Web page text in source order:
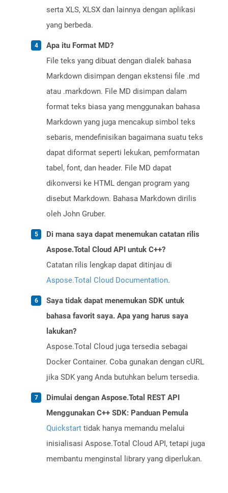
serta XLS, XLSX dan lainnya dengan aplikasi
yang berbeda.
Apa itu Format MD?
File teks yang dibuat dengan dialek bahasa
Markdown disimpan dengan ekstensi file .md
atau .markdown. File MD disimpan dalam
format teks biasa yang menggunakan bahasa
Markdown yang juga mencakup simbol teks
sebaris, mendefinisikan bagaimana suatu teks
dapat diformat seperti lekukan, pemformatan
tabel, font, dan header. File MD dapat
dikonversi ke HTML dengan program yang
disebut Markdown. Bahasa Markdown dirilis
oleh John Gruber.
Di mana saya dapat menemukan catatan rilis
Aspose.Total Cloud API untuk C++?
Catatan rilis lengkap dapat ditinjau di
Aspose.Total Cloud Documentation.
Saya tidak dapat menemukan SDK untuk
bahasa favorit saya. Apa yang harus saya
lakukan?
Aspose.Total Cloud juga tersedia sebagai
Docker Container. Coba gunakan dengan cURL
jika SDK yang Anda butuhkan belum tersedia.
Dimulai dengan Aspose.Total REST API
Menggunakan C++ SDK: Panduan Pemula
Quickstart tidak hanya memandu melalui
inisialisasi Aspose.Total Cloud API, tetapi juga
membantu menginstal library yang diperlukan.